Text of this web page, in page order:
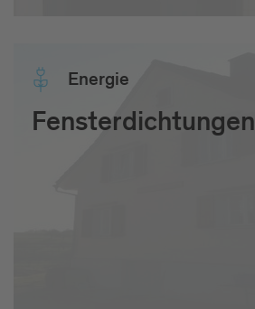
Ener­gie
Fensterdichtungen